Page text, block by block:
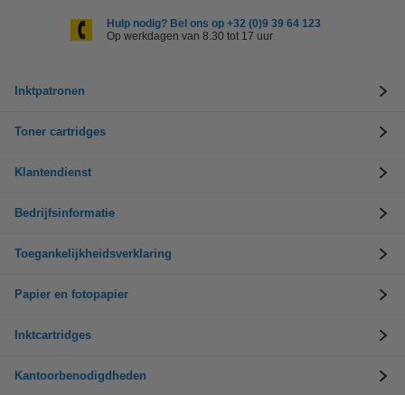
Hulp nodig? Bel ons op +32 (0)9 39 64 123
Op werkdagen van 8.30 tot 17 uur
Inktpatronen
Toner cartridges
Klantendienst
Bedrijfsinformatie
Toegankelijkheidsverklaring
Papier en fotopapier
Inktcartridges
Kantoorbenodigdheden